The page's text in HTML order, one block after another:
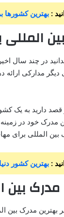
: بهترین کشورها
در چند سال
مدارکی
قصد دارید به یک
مدرک خود در زمینه
بین المللی برای
: بهترین کشور دنیا
مدرک
بهترین مدرک بین